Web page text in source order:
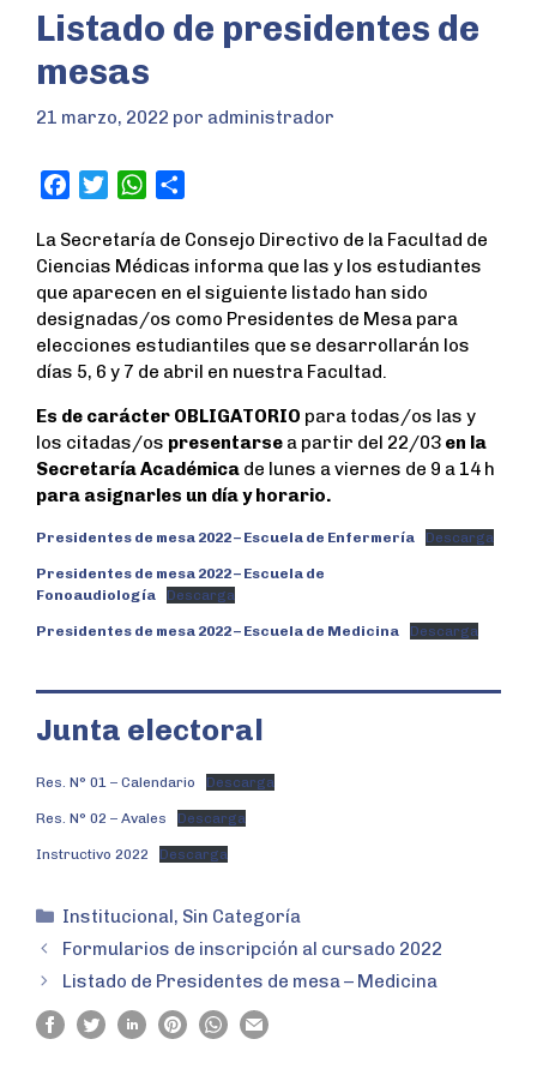
Listado de presidentes de
mesas
21 marzo, 2022 por administrador
c
e
b
o
o
i
t
t
e
r
W
a
t
s
A
p
a
r
e
La Secretaría de Consejo Directivo de la Facultad de
Ciencias Médicas informa que las y los estudiantes
que aparecen en el siguiente listado han sido
designadas/os como Presidentes de Mesa para
elecciones estudiantiles que se desarrollarán los
días 5, 6 y 7 de abril en nuestra Facultad.
Es de carácter OBLIGATORIO para todas/os las y
los citadas/os presentarse a partir del 22/03 en la
Secretaría Académica de lunes a viernes de 9 a 14 h
para asignarles un día y horario.
Presidentes de mesa 2022 – Escuela de Enfermería Descarga
Presidentes de mesa 2022 – Escuela de
Fonoaudiología
Descarga
Presidentes de mesa 2022 – Escuela de Medicina Descarga
Junta electoral
Res. N° 01 – Calendario Descarga
Res. N° 02 – Avales Descarga
Instructivo 2022 Descarga
Institucional, Sin Categoría
Formularios de inscripción al cursado 2022
Listado de Presidentes de mesa – Medicina